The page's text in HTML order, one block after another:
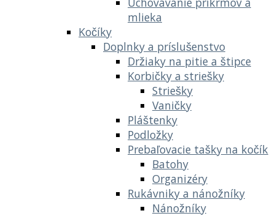
mlieka
Kočíky
Doplnky a príslušenstvo
Držiaky na pitie a štipce
Korbičky a striešky
Striešky
Vaničky
Pláštenky
Podložky
Prebaľovacie tašky na kočík
Batohy
Organizéry
Rukávniky a nánožníky
Nánožníky